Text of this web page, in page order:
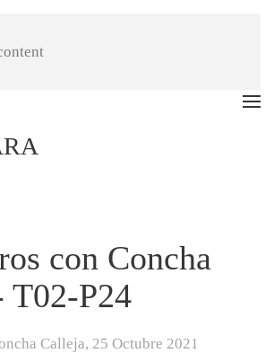
con Concha
T02-P24
Calleja, 25 Octubre 2021